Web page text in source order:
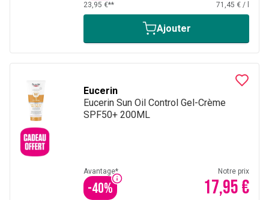
23,95 €** 71,45 € /
Ajouter
Eucerin
Eucerin Sun Oil Control Gel-Crème
SPF50+ 200ML
Avantage*
-40%
Notre prix
17,95 €